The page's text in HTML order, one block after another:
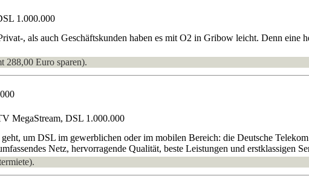
1.000.000
, als auch Geschäftskunden haben es mit O2 in Gribow leicht. Denn eine
288,00 Euro sparen).
MegaStream, DSL 1.000.000
um DSL im gewerblichen oder im mobilen Bereich: die Deutsche
Netz, hervorragende Qualität, beste Leistungen und erstklassigen